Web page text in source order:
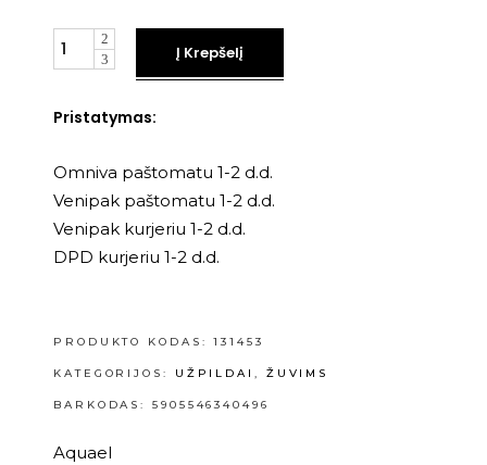
Kiekis
Į Krepšelį
Pristatymas:
Omniva paštomatu 1-2 d.d.
Venipak paštomatu 1-2 d.d.
Venipak kurjeriu 1-2 d.d.
DPD kurjeriu 1-2 d.d.
PRODUKTO KODAS:131453
KATEGORIJOS: UŽPILDAI , ŽUVIMS
BARKODAS: 5905546340496
Aquael